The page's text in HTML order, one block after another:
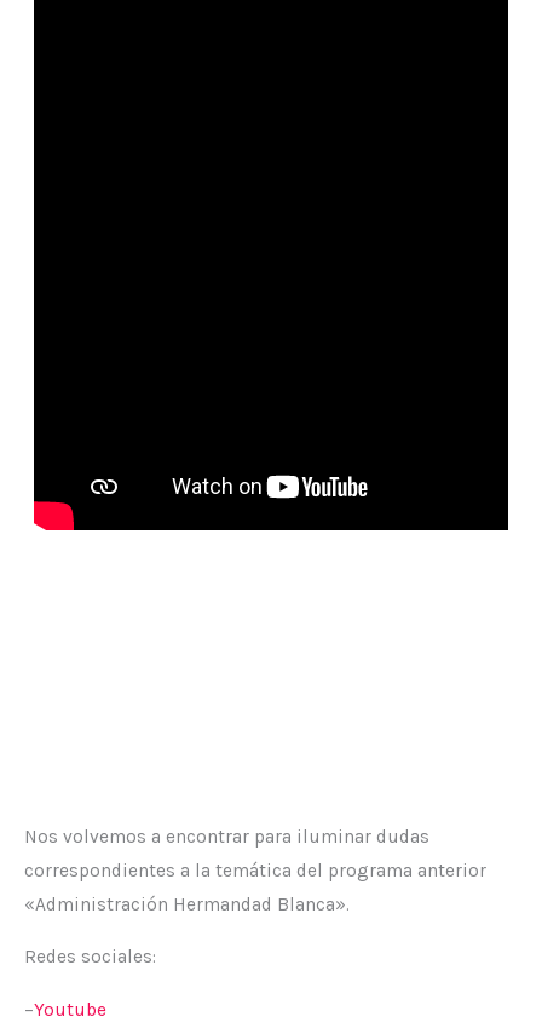
Nos volvemos a encontrar para iluminar dudas
correspondientes a la temática del programa anterior
«Administración Hermandad Blanca».
Redes sociales:
–Youtube